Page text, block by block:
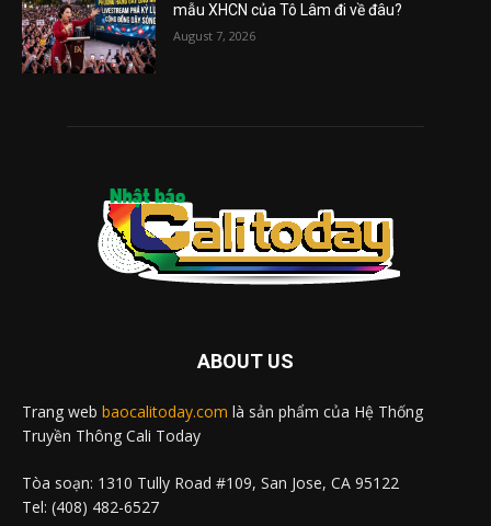
mẫu XHCN của Tô Lâm đi về đâu?
August 7, 2026
ABOUT US
Trang web baocalitoday.com là sản phẩm của Hệ Thống
Truyền Thông Cali Today
Tòa soạn: 1310 Tully Road #109, San Jose, CA 95122
Tel: (408) 482-6527